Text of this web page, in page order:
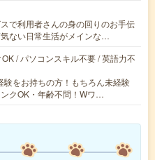
で利用者さんの身の回りのお手伝
ない日常生活がメインな…
/ パソコンスキル不要 / 英語力不
験をお持ちの方！もちろん未経験
クOK・年齢不問！Wワ…